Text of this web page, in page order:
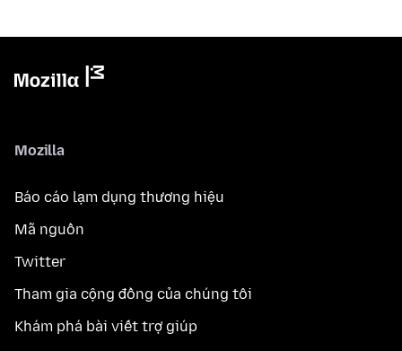
Mozilla
Báo cáo lạm dụng thương hiệu
Mã nguồn
Twitter
Tham gia cộng đồng của chúng tôi
Khám phá bài viết trợ giúp